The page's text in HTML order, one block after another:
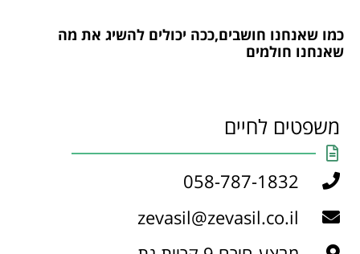
כמו שאנחנו חושבים,ככה יכולים להשיג את מה
שאנחנו חולמים
משפטים לחיים
058-787-1832
zevasil@zevasil.co.il